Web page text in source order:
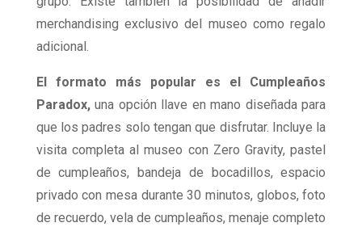
merchandising exclusivo del museo como regalo
adicional.
El formato más popular es el Cumpleaños
Paradox,una opción llave en mano diseñada para
que los padres solo tengan que disfrutar. Incluye la
visita completa al museo con Zero Gravity, pastel
de cumpleaños, bandeja de bocadillos, espacio
privado con mesa durante 30 minutos, globos, foto
de recuerdo, vela de cumpleaños, menaje completo